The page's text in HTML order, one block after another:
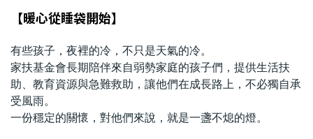
【暖心從睡袋開始】
有些孩子，夜裡的冷，不只是天氣的冷。
家扶基金會長期陪伴來自弱勢家庭的孩子們，提供生活扶
助、教育資源與急難救助，讓他們在成長路上，不必獨自承
受風雨。
一份穩定的關懷，對他們來說，就是一盞不熄的燈。